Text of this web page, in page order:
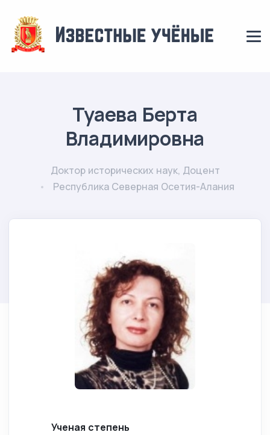
Туаева Берта
Владимировна
Доктор исторических наук, Доцент
Республика Северная Осетия-Алания
Ученая степень